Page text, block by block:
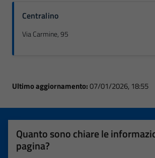
Centralino
Via Carmine, 95
Ultimo aggiornamento:07/01/2026, 18:55
Quanto sono chiare le
pagina?